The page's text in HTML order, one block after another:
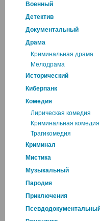
Военный
Детектив
Документальный
Драма
Криминальная драма
Мелодрама
Исторический
Киберпанк
Комедия
Лирическая комедия
Криминальная комедия
Трагикомедия
Криминал
Мистика
Музыкальный
Пародия
Приключения